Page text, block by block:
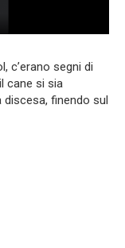
c’erano segni di
cane si sia
finendo sul